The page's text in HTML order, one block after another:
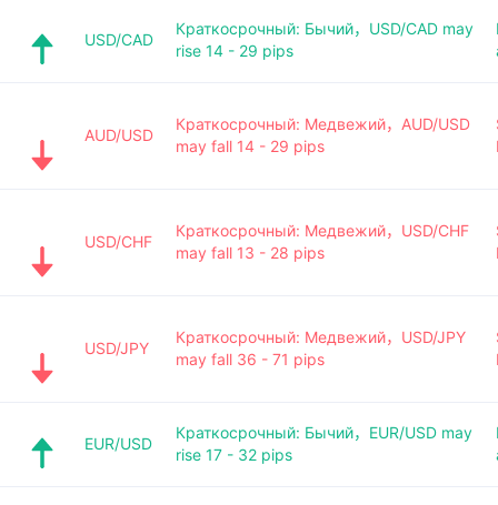
USD/CAD
Краткосрочный: Бычий，USD/CAD may
rise 14 - 29 pips
AUD/USD
Краткосрочный: Медвежий，AUD/USD
may fall 14 - 29 pips
USD/CHF
Краткосрочный: Медвежий，USD/CHF
may fall 13 - 28 pips
USD/JPY
Краткосрочный: Медвежий，USD/JPY
may fall 36 - 71 pips
EUR/USD
Краткосрочный: Бычий，EUR/USD may
rise 17 - 32 pips